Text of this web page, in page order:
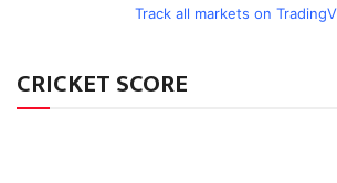
Track all markets on
CRICKET SCORE